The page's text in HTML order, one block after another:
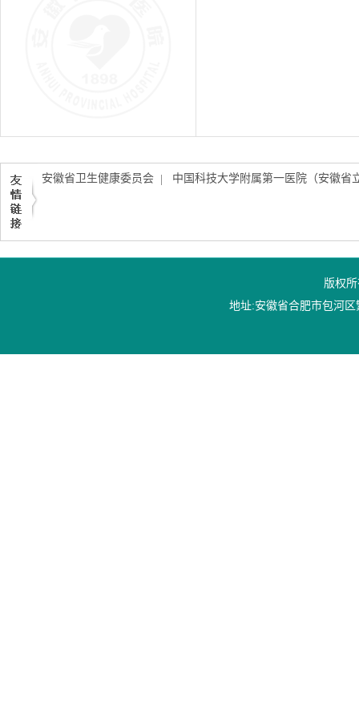
安徽省卫生健康委员会 中国科技大学附属第一医院（安徽省
版权
地址:安徽省合肥市包河